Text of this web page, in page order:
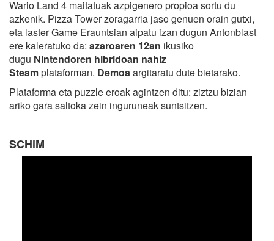
Wario Land 4 maitatuak azpigenero propioa sortu du
azkenik. Pizza Tower zoragarria jaso genuen orain gutxi,
eta laster Game Erauntsian aipatu izan dugun Antonblast
ere kaleratuko da: azaroaren 12an ikusiko
dugu Nintendoren hibridoan nahiz
Steamplataforman. Demoaargitaratu dute bietarako.
Plataforma eta puzzle eroak agintzen ditu: ziztzu bizian
ariko gara saltoka zein inguruneak suntsitzen.
SCHiM